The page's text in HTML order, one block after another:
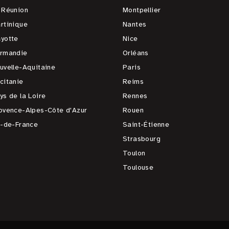
Aquitaine
de la Loire
Alpes-Côte d'Azur
de-France
Montpellier
Nantes
Nice
Orléans
Paris
Reims
Rennes
Rouen
Saint-Étienne
Strasbourg
Toulon
Toulouse